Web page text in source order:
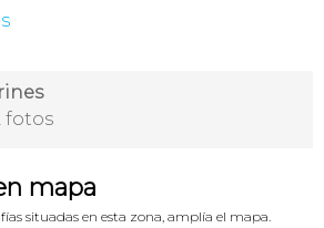
fotos
mapa
situadas en esta zona, amplía el mapa.